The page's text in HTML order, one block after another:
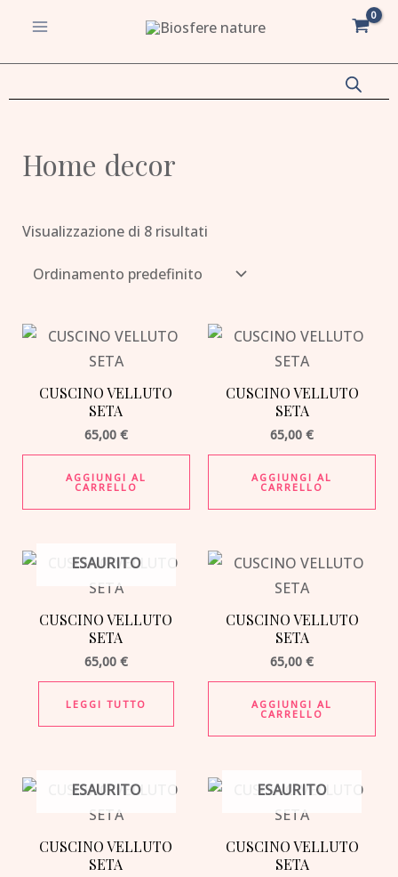
contenuto
MAIN
Home decor
Visualizzazione di 8 risultati
CUSCINO VELLUTO
SETA
65,00 €
AGGIUNGI AL
CARRELLO
CUSCINO VELLUTO
SETA
65,00€
AGGIUNGI AL
CARRELLO
ESAURITO
CUSCINO VELLUTO
SETA
65,00 €
LEGGI TUTTO
CUSCINO VELLUTO
SETA
65,00€
AGGIUNGI AL
CARRELLO
ESAURITO
CUSCINO VELLUTO
SETA
ESAURITO
CUSCINO VELLUTO
SETA
disattiva